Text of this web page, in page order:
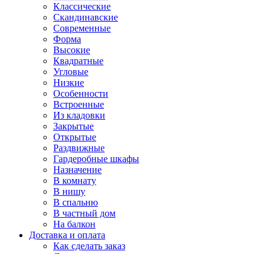
Классические
Скандинавские
Современные
Форма
Высокие
Квадратные
Угловые
Низкие
Особенности
Встроенные
Из кладовки
Закрытые
Открытые
Раздвижные
Гардеробные шкафы
Назначение
В комнату
В нишу
В спальню
В частный дом
На балкон
Доставка и оплата
Как сделать заказ